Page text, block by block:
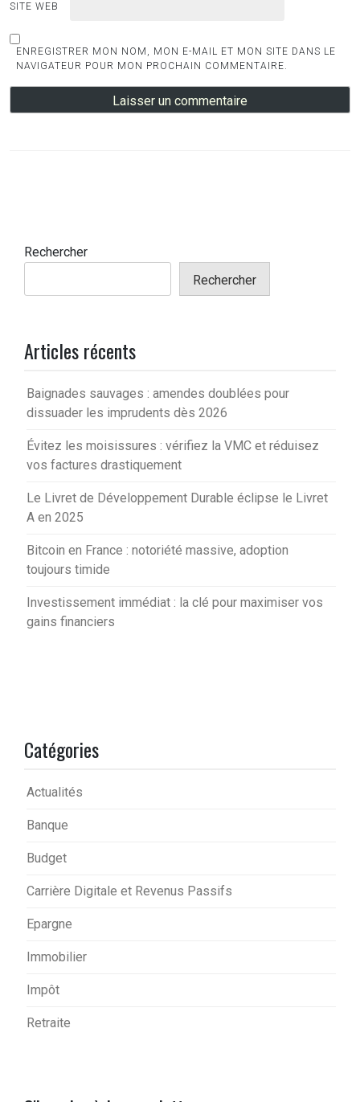
SITE WEB
ENREGISTRER MON NOM, MON E-MAIL ET MON SITE DANS LE
NAVIGATEUR POUR MON PROCHAIN COMMENTAIRE.
Rechercher
Rechercher
Articles récents
Baignades sauvages : amendes doublées pour
dissuader les imprudents dès 2026
Évitez les moisissures : vérifiez la VMC et réduisez
vos factures drastiquement
Le Livret de Développement Durable éclipse le Livret
A en 2025
Bitcoin en France : notoriété massive, adoption
toujours timide
Investissement immédiat : la clé pour maximiser vos
gains financiers
Catégories
Actualités
Banque
Budget
Carrière Digitale et Revenus Passifs
Epargne
Immobilier
Impôt
Retraite